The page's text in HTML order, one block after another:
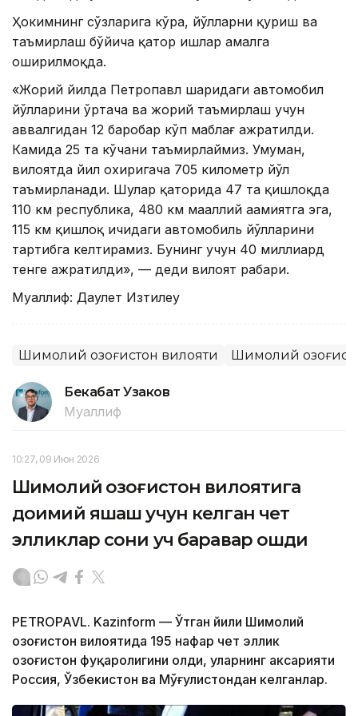
Ҳокимнинг сўзларига кўра, йўлларни қуриш ва
таъмирлаш бўйича қатор ишлар амалга
оширилмоқда.
«Жорий йилда Петропавл шаҳридаги автомобил
йўлларини ўртача ва жорий таъмирлаш учун
аввалгидан 12 баробар кўп маблағ ажратилди.
Камида 25 та кўчани таъмирлаймиз. Умуман,
вилоятда йил охиригача 705 километр йўл
таъмирланади. Шулар қаторида 47 та қишлоқда
110 км республика, 480 км маҳаллий аҳамиятга эга,
115 км қишлоқ ичидаги автомобиль йўлларини
тартибга келтирамиз. Бунинг учун 40 миллиард
тенге ажратилди», — деди вилоят раҳбари.
Муаллиф: Даулет Изтилеу
Шимолий Қозоғистон вилояти Шимолий
Бекабат Узаков
Муаллиф
10:27, 09 Июн 2026
Шимолий Қозоғистон вилоятига
доимий яшаш учун келган чет
элликлар сони уч баравар ошди
PETROPAVL. Kazinform — Ўтган йили Шимолий
Қозоғистон вилоятида 195 нафар чет эллик
Қозоғистон фуқаролигини олди, уларнинг аксарияти
Россия, Ўзбекистон ва Мўғулистондан келганлар.